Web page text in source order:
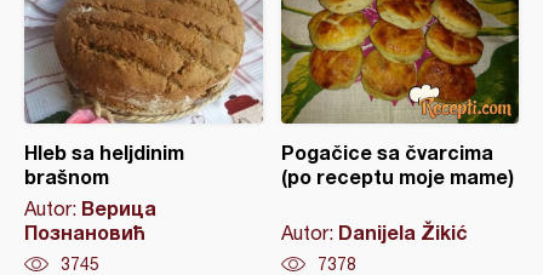
Hleb sa heljdinim
brašnom
Autor: Верица
Познановић
3745
Pogačice sa čvarcima
(po receptu moje mame)
Autor: Danijela Žikić
7378